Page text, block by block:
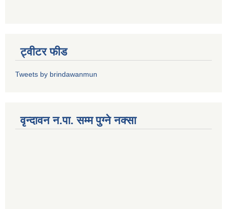
ट्वीटर फीड
Tweets by brindawanmun
वृन्दावन न.पा. सम्म पुग्ने नक्सा